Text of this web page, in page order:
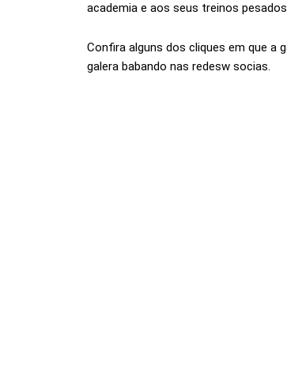
academia e aos seus treinos
Confira alguns dos cliques em que a
galera babando nas redesw socias.